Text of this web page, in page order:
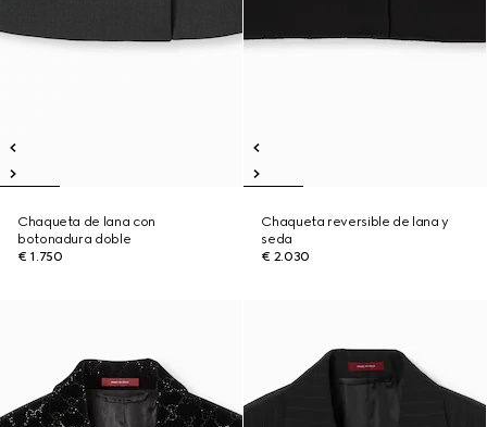
Chaqueta de lana con
botonadura doble
€ 1.750
Chaqueta reversible de lana y
seda
€ 2.030